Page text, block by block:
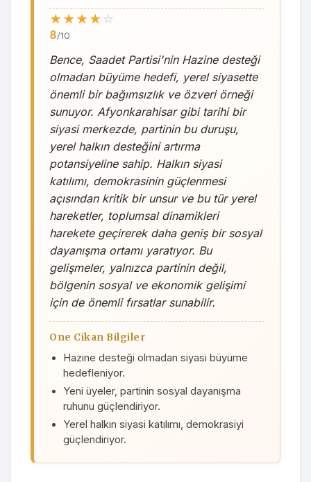
★★★★ ☆
8/10
Bence, Saadet Partisi'nin Hazine desteği
olmadan büyüme hedefi, yerel siyasette
önemli bir bağımsızlık ve özveri örneği
sunuyor. Afyonkarahisar gibi tarihi bir
siyasi merkezde, partinin bu duruşu,
yerel halkın desteğini artırma
potansiyeline sahip. Halkın siyasi
katılımı, demokrasinin güçlenmesi
açısından kritik bir unsur ve bu tür yerel
hareketler, toplumsal dinamikleri
harekete geçirerek daha geniş bir sosyal
dayanışma ortamı yaratıyor. Bu
gelişmeler, yalnızca partinin değil,
bölgenin sosyal ve ekonomik gelişimi
için de önemli fırsatlar sunabilir.
One Cikan Bilgiler
Hazine desteği olmadan siyasi büyüme
hedefleniyor.
Yeni üyeler, partinin sosyal dayanışma
ruhunu güçlendiriyor.
Yerel halkın siyasi katılımı, demokrasiyi
güçlendiriyor.